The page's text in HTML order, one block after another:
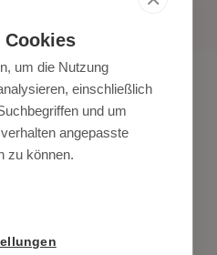
Social Media,
Brand und
Cookies
um die Nutzung
einschließlich
und um
angepasste
zu können.